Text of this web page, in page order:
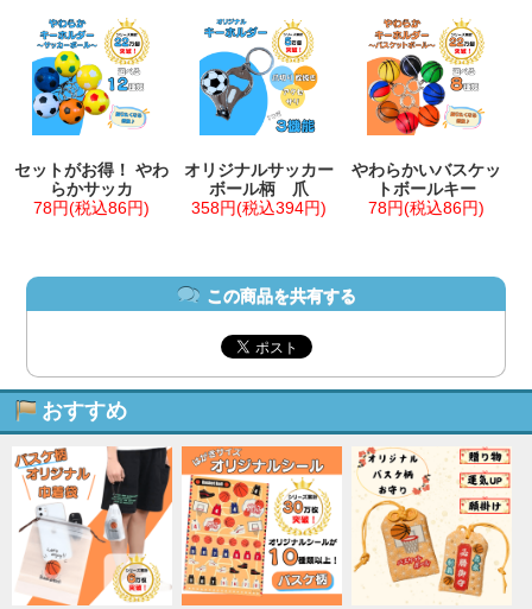
セットがお得！ やわ
らかサッカ
78円(税込86円)
オリジナルサッカー
ボール柄 爪
358円(税込394円)
やわらかいバスケッ
トボールキー
78円(税込86円)
この商品を共有する
おすすめ